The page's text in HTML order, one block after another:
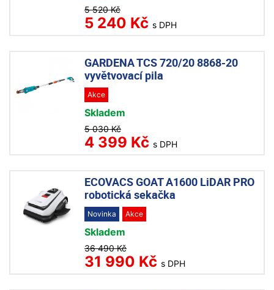
5 520 Kč
5 240 Kč s DPH
GARDENA TCS 720/20 8868-20
vyvětvovací pila
Akce
Skladem
5 030 Kč
4 399 Kč s DPH
ECOVACS GOAT A1600 LiDAR PRO
robotická sekačka
Novinka Akce
Skladem
36 490 Kč
31 990 Kč s DPH